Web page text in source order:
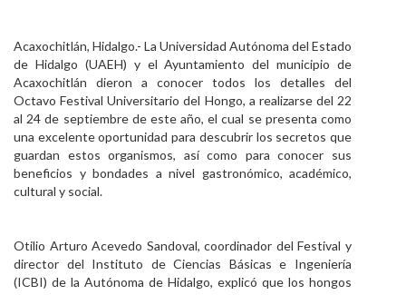
Acaxochitlán, Hidalgo.- La Universidad Autónoma del Estado
de Hidalgo (UAEH) y el Ayuntamiento del municipio de
Acaxochitlán dieron a conocer todos los detalles del
Octavo Festival Universitario del Hongo, a realizarse del 22
al 24 de septiembre de este año, el cual se presenta como
una excelente oportunidad para descubrir los secretos que
guardan estos organismos, así como para conocer sus
beneficios y bondades a nivel gastronómico, académico,
cultural y social.
Otilio Arturo Acevedo Sandoval, coordinador del Festival y
director del Instituto de Ciencias Básicas e Ingeniería
(ICBI) de la Autónoma de Hidalgo, explicó que los hongos